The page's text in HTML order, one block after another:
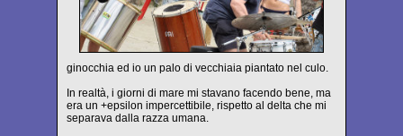
ginocchia ed io un palo di vecchiaia piantato nel culo.
In realtà, i giorni di mare mi stavano facendo bene, ma
era un +epsilon impercettibile, rispetto al delta che mi
separava dalla razza umana.